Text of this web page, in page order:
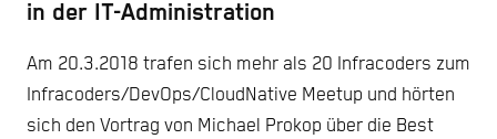
in der IT-Administration
Am 20.3.2018 trafen sich mehr als 20 Infracoders zum
Infracoders/DevOps/CloudNative Meetup und hörten
sich den Vortrag von Michael Prokop über die Best